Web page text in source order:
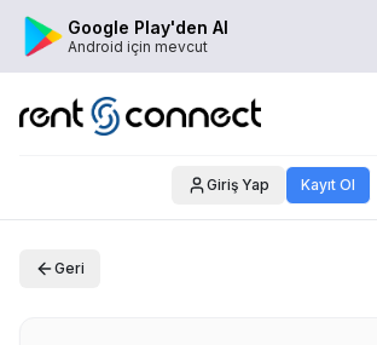
Google Play'den Al
Android için mevcut
Giriş Yap Kayıt Ol
Geri